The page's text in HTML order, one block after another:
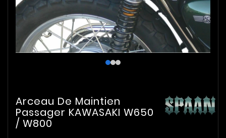
Arceau De Maintien
Passager KAWASAKI W650
/ W800